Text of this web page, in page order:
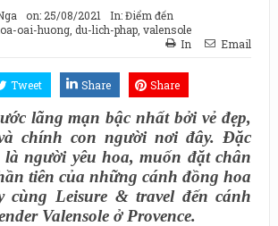
on: 25/08/2021 In:Điểm đến
oai-huong, du-lich-phap, valensole
In
Email
Tweet Share Share
lãng mạn bậc nhất bởi vẻ đẹp,
chính con người nơi đây. Đặc
là người yêu hoa, muốn đặt chân
tiên của những cánh đồng hoa
cùng Leisure & travel đến cánh
Valensole ở Provence.